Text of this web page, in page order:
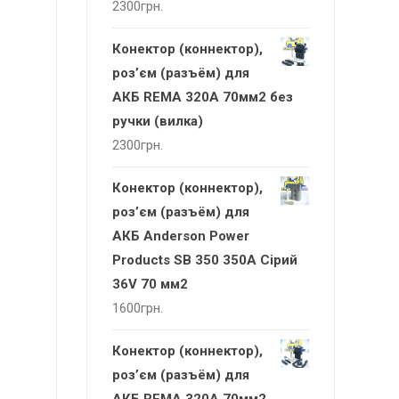
2300грн.
Конектор (коннектор),
роз’єм (разъём) для
АКБ REMA 320А 70мм2 без
ручки (вилка)
2300грн.
Конектор (коннектор),
роз’єм (разъём) для
АКБ Anderson Power
Products SB 350 350А Сірий
36V 70 мм2
1600грн.
Конектор (коннектор),
роз’єм (разъём) для